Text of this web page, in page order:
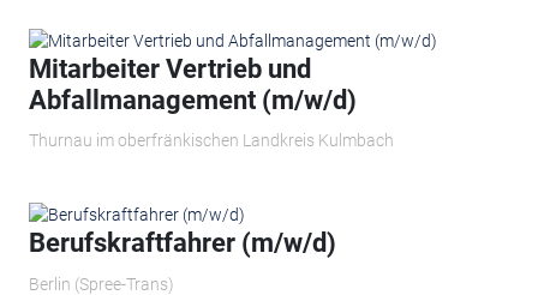
Mitarbeiter Vertrieb und
Abfallmanagement (m/w/d)
Thurnau im oberfränkischen Landkreis Kulmbach
Berufskraftfahrer (m/w/d)
Berlin (Spree-Trans)